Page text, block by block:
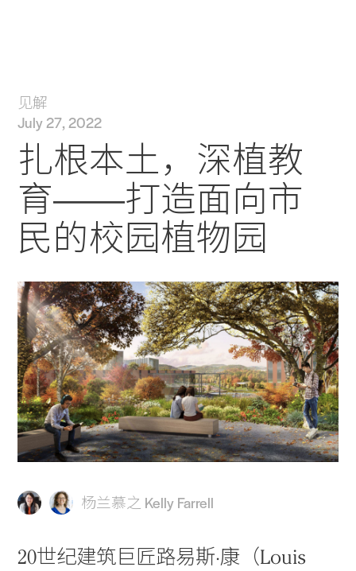
见解
July 27, 2022
扎根本土，深植教
育——打造面向市
民的校园植物园
杨兰慕之 Kelly Farrell
20世纪建筑巨匠路易斯·康（Louis